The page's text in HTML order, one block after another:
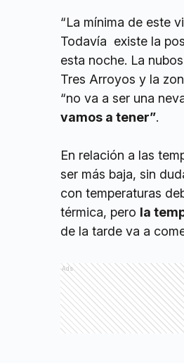
“La mínima de este
Todavía existe la
esta noche. La
Tres Arroyos y la
“no va a ser una
vamos a tener”.
En relación a las
ser más baja, sin
con temperaturas
térmica, pero la
de la tarde va a
Ads